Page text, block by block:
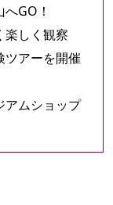
GO！
楽しく観察
ツアーを開催
アムショップ